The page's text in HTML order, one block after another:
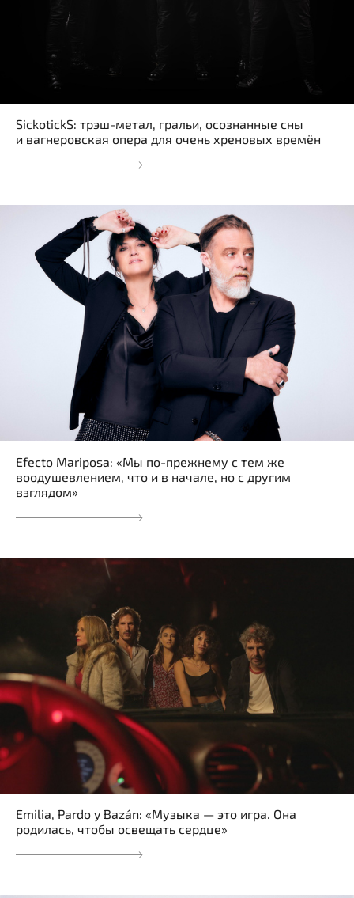
SickotickS: трэш-метал, гральи, осознанные сны
и вагнеровская опера для очень хреновых времён
Efecto Mariposa: «Мы по-прежнему с тем же
воодушевлением, что и в начале, но с другим
взглядом»
Emilia, Pardo y Bazán: «Музыка — это игра. Она
родилась, чтобы освещать сердце»